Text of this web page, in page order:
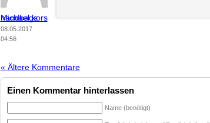
Michael kors handbags
08.05.2017
04:56
« Ältere Kommentare
Einen Kommentar hinterlassen
Name (benötigt)